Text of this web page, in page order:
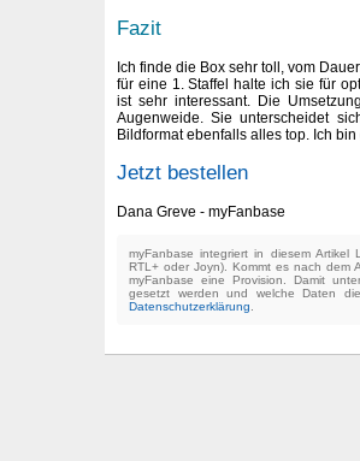
Fazit
Ich finde die Box sehr toll, vom
für eine 1. Staffel halte ich sie für
ist sehr interessant. Die
Augenweide. Sie unterscheidet
Bildformat ebenfalls alles top. Ich
Jetzt bestellen
Dana Greve - myFanbase
myFanbase integriert in diesem Artikel
RTL+ oder Joyn). Kommt es nach dem
myFanbase eine Provision. Damit
gesetzt werden und welche Daten
Datenschutzerklärung.